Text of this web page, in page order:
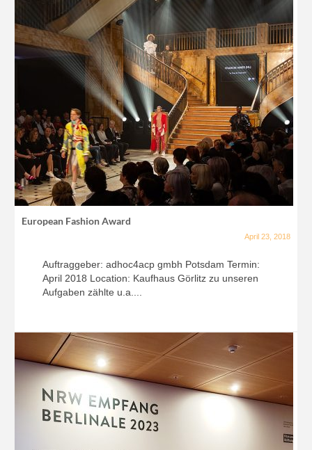
European Fashion Award
April 23, 2018
Auftraggeber: adhoc4acp gmbh Potsdam Termin:
April 2018 Location: Kaufhaus Görlitz zu unseren
Aufgaben zählte u.a....